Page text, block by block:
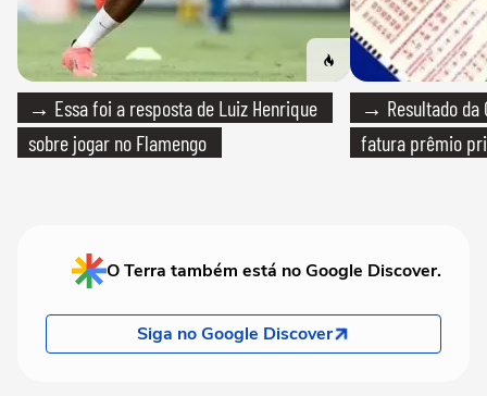
→ Essa foi a resposta de Luiz Henrique
sobre jogar no Flamengo
→ Resultado da
fatura prêmio
O Terra também está no Google Discover.
Siga no Google Discover